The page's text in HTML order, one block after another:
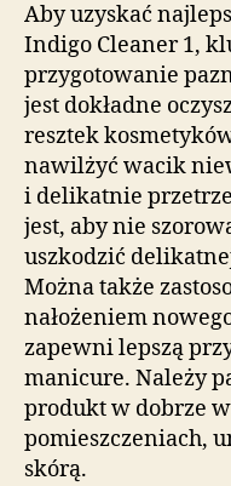
Aby uzyskać
Indigo Cleaner 1,
przygotowanie
jest dokładne
resztek
nawilżyć wacik
i delikatnie
jest, aby nie
uszkodzić
Można także
nałożeniem
zapewni lepszą
manicure. Należy
produkt w dobrze
pomieszczeniach,
skórą.